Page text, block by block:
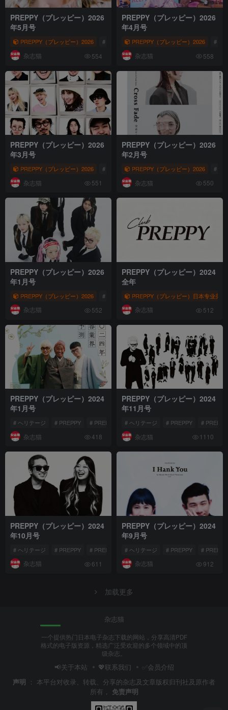
PREPPY（プレッピー）2026
年5月号
PREPPY（プレッピー）2026 # ヘリテージ # PREPPY # PREPPY（プレ
杂志猫 554
PREPPY（プレッピー）2026
年4月号
PREPPY（プレッピー）2026 # ヘ
杂志猫 558
PREPPY（プレッピー）2026
年3月号
PREPPY（プレッピー）2026 # ヘリテージ # PREPPY # PREPPY（プレ
杂志猫 551
PREPPY（プレッピー）2026
年2月号
PREPPY（プレッピー）2026 # ヘ
杂志猫 550
PREPPY（プレッピー）2026
年1月号
PREPPY（プレッピー）2026 # ヘリテージ # PREPPY # PREPPY（プレ
杂志猫 552
PREPPY（プレッピー）2024
全年
PREPPY（プレッピー）日本专业美
杂志猫 512
PREPPY（プレッピー）2024
年1月号
# ヘリテージ # PREPPY # PREPPY（プレッピー）
杂志猫 418
PREPPY（プレッピー）2024
年11月号
# ヘリテージ # PREPPY #
杂志猫 1110
PREPPY（プレッピー）2024
年10月号
# ヘリテージ # PREPPY # PREPPY（プレッピー）
杂志猫 611
PREPPY（プレッピー）2024
年9月号
# ヘリテージ # PREPPY #
杂志猫 912
加载更多
杂志猫
一个提供热门日本电子杂志下载的网站，分享高清PDF
格式的电子版资源，精选广泛受欢迎的多个领域中的顶
级杂志。
📢关于本站 💖联系我们
✅会员介绍
声明 ： 本平台对收录、转载、分享的杂志及文章版权归刊社及原作者
所有， 免责声明